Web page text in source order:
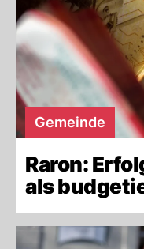
Gemeinde
Raron:
als